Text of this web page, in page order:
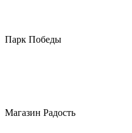
Парк Победы
Магазин Радость